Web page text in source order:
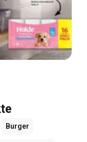
Burger